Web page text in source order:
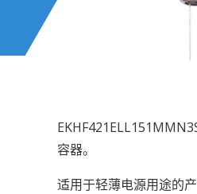
容器。
适用于轻薄电源用途的